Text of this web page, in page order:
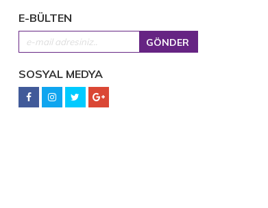
E-BÜLTEN
SOSYAL MEDYA